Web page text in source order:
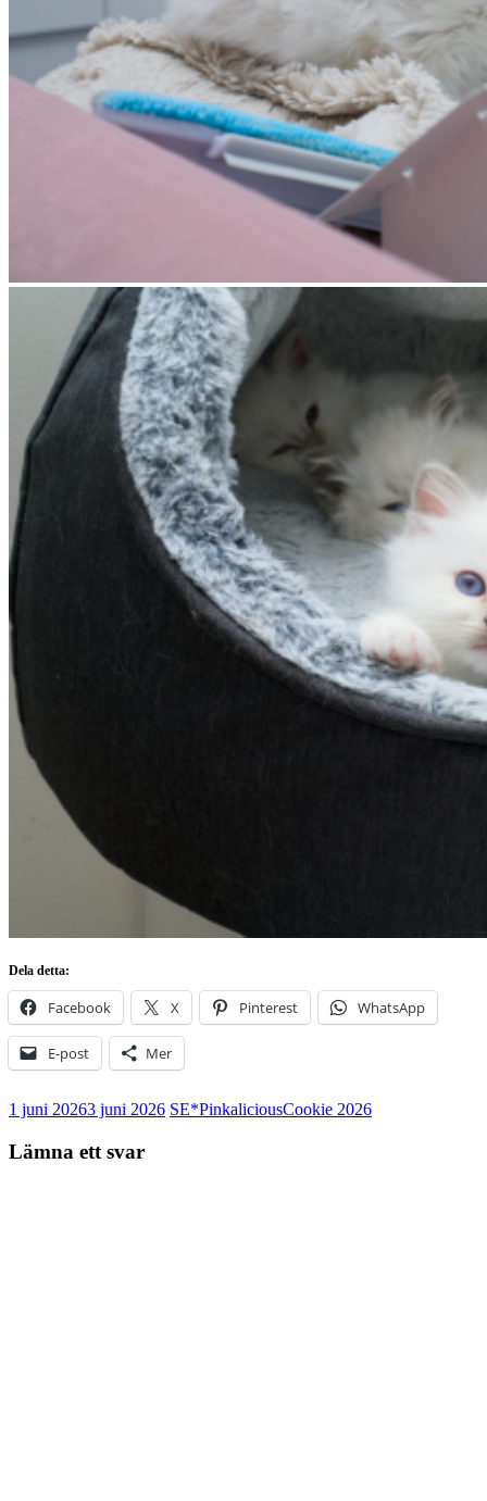
Dela detta:
Facebook X Pinterest WhatsApp
E-post Mer
1 juni 20263 juni 2026 SE*PinkaliciousCookie 2026
Lämna ett svar